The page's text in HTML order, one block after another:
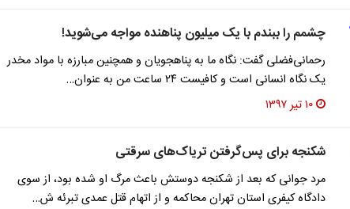
چشمم را ببندم با یک میلیون پناهنده مواجه می‌شوید!
رحمانی‌فضلی گفت: نگاه ما به پناهجویان و همچنین مبارزه با مواد مخدر
یک نگاه انسانی است و کافیست ۲۴ ساعت من به عنوان…
۱۰ تیر ۱۳۹۷
شکنجه برای پس‌گرفتن تریاک‌های سرقتی
مرد جوانی که بعد از شکنجه دوستش باعث مرگ او شده بود، از سوی
دادگاه کیفری استان تهران محاکمه و از اتهام قتل عمدی تبرئه ش…